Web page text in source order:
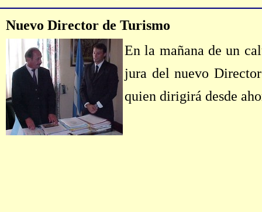
Nuevo Director de Turismo
En la mañana de un
jura del nuevo
quien dirigirá desde